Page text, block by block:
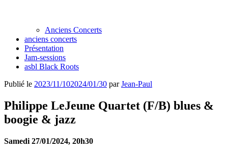
Anciens Concerts
anciens concerts
Présentation
Jam-sessions
asbl Black Roots
Publié le 2023/11/102024/01/30 parJean-Paul
Philippe LeJeune Quartet (F/B) blues &
boogie & jazz
Samedi 27/01/2024, 20h30